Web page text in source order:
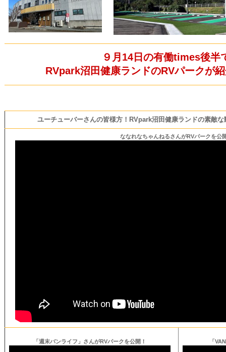
９月14日の有働times後半
RVpark沼田健康ランドのRVパークが
ユーチューバーさんの皆様方！RVpark沼田健康ランドの素敵
ななれなちゃんねるさんがRVパークを公
「週末バンライフ」さんがRVパークを公開！ 「